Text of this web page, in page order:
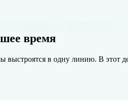
время
выстроятся в одну линию. В этот